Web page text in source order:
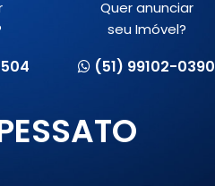
Quer anunciar
seu Imóvel?
(51) 99102-0390